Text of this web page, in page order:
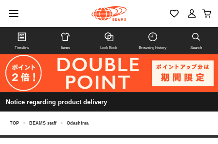
Timeline Items Look Book Browsing history Search
Notice regarding product delivery
TOP > BEAMS staff > Odashima